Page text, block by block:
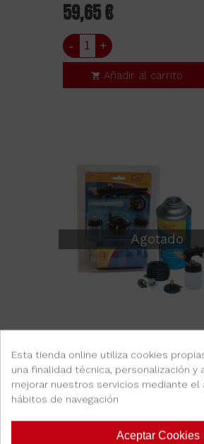
59,65 €
- +
Añadir al carrito
Agotado
Aerógrafos
KIT AERÓGRAFO
COMPLETO
Esta tienda online utiliza cookies
una finalidad técnica, personalización y
mejorar nuestros servicios mediante el
hábitos de navegación
Aceptar Cookies